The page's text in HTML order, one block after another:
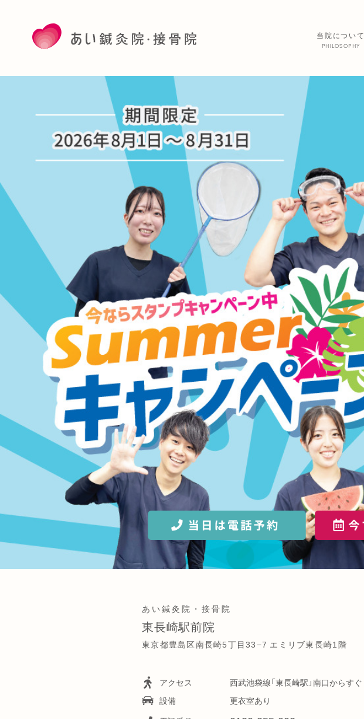
当院について
PHILOSOPHY
あい鍼灸院・接骨院
東長崎駅前院
東京都豊島区南長崎5丁目33−7 エミリブ東長崎1階
アクセス
西武池袋線「東長崎駅」南口からすぐ
設備
更衣室あり